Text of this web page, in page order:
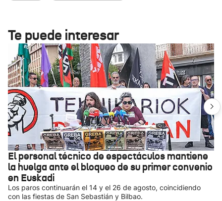
Te puede interesar
El personal técnico de espectáculos mantiene
la huelga ante el bloqueo de su primer convenio
en Euskadi
Los paros continuarán el 14 y el 26 de agosto, coincidiendo
con las fiestas de San Sebastián y Bilbao.